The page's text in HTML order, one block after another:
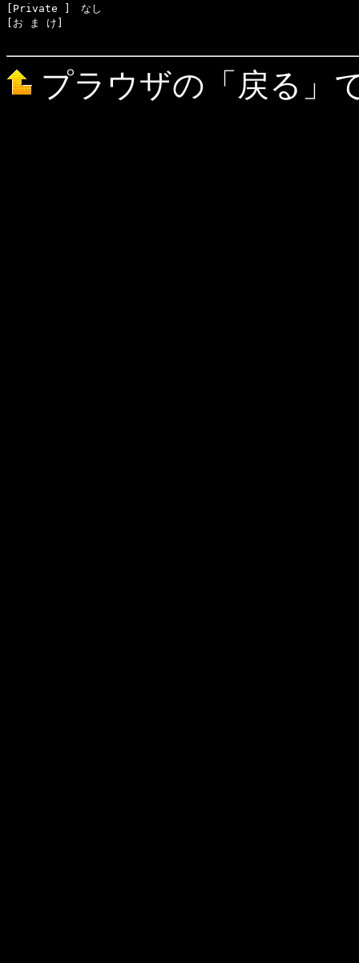
[Private ]　なし
[お ま け]
プラウザの「戻る」